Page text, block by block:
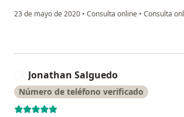
23 de mayo de 2020 • Consulta online • Consulta
Jonathan Salguedo
Número de teléfono verificado